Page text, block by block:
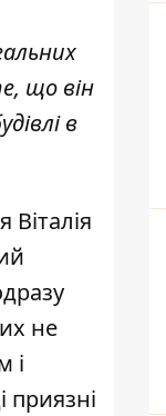
що він
в
не
і
приязні